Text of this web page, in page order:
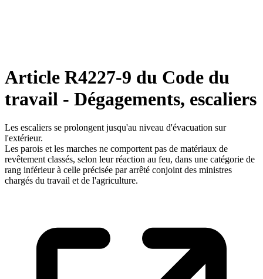
Article R4227-9 du Code du
travail - Dégagements, escaliers
Les escaliers se prolongent jusqu'au niveau d'évacuation sur
l'extérieur.
Les parois et les marches ne comportent pas de matériaux de
revêtement classés, selon leur réaction au feu, dans une catégorie de
rang inférieur à celle précisée par arrêté conjoint des ministres
chargés du travail et de l'agriculture.